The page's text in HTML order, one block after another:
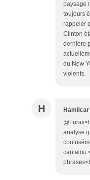
paysage
toujours
rappeler
Clinton
dernière
du New
violents.
H
analyse